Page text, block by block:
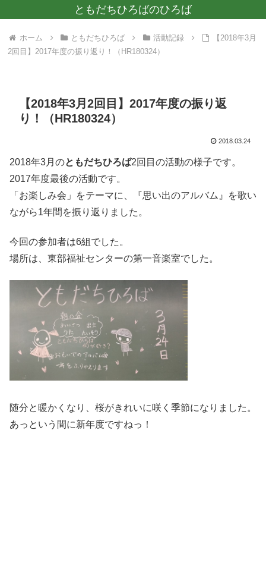
ともだちひろばのひろば
ホーム ともだちひろば 活動記録
【2018年3月
2回目】2017年度の振り返り！（HR180324）
【2018年3月2回目】2017年度の振り返
り！（HR180324）
2018.03.24
2018年3月のともだちひろば2回目の活動の様子です。
2017年度最後の活動です。
「お楽しみ会」をテーマに、『思い出のアルバム』を歌い
ながら1年間を振り返りました。
今回の参加者は6組でした。
場所は、東部福祉センターの第一音楽室でした。
随分と暖かくなり、桜がきれいに咲く季節になりました。
あっという間に新年度ですねっ！